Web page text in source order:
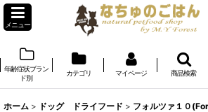
メニュー
年齢症状ブラン
ド別
カテゴリ マイページ 商品検索
ホーム > ドッグ ドライフード > フォルツァ１０